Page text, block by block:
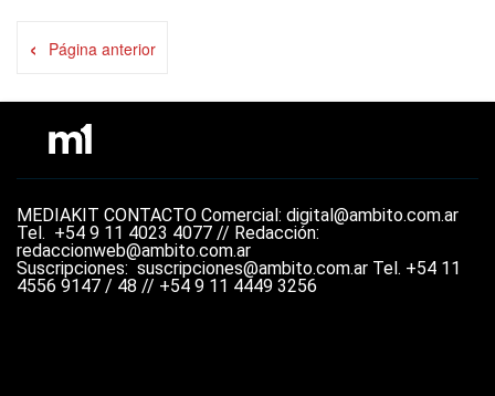
‹ Página anterior
MEDIAKIT CONTACTO Comercial: digital@ambito.com.ar
Tel. +54 9 11 4023 4077 // Redacción:
redaccionweb@ambito.com.ar
Suscripciones: suscripciones@ambito.com.ar Tel. +54 11
4556 9147 / 48 // +54 9 11 4449 3256